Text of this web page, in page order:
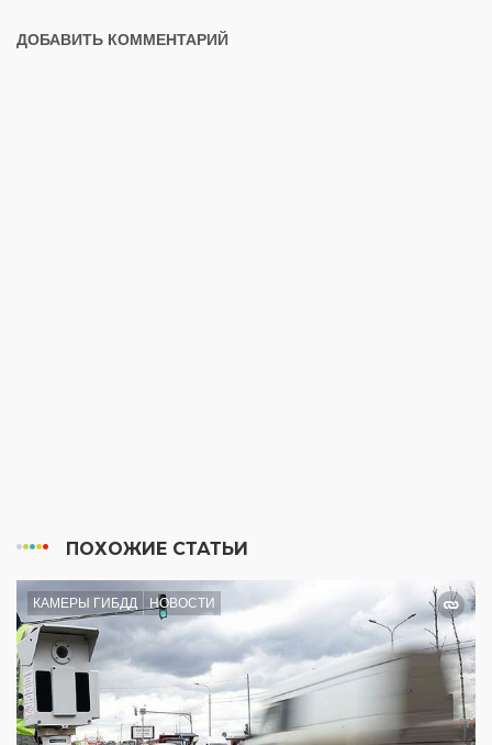
ДОБАВИТЬ КОММЕНТАРИЙ
ПОХОЖИЕ СТАТЬИ
КАМЕРЫ ГИБДД НОВОСТИ